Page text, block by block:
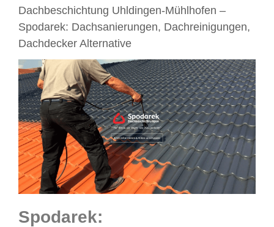
Dachbeschichtung Uhldingen-Mühlhofen –
Spodarek: Dachsanierungen, Dachreinigungen,
Dachdecker Alternative
Spodarek: